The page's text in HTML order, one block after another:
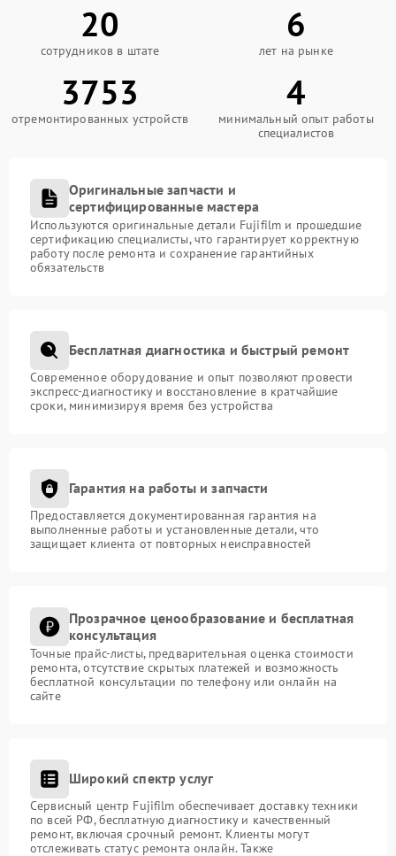
20
сотрудников в штате
6
лет на рынке
3753
отремонтированных устройств
4
минимальный опыт работы
специалистов
Оригинальные запчасти и
сертифицированные мастера
Используются оригинальные детали Fujifilm и прошедшие
сертификацию специалисты, что гарантирует корректную
работу после ремонта и сохранение гарантийных
обязательств
Бесплатная диагностика и быстрый ремонт
Современное оборудование и опыт позволяют провести
экспресс-диагностику и восстановление в кратчайшие
сроки, минимизируя время без устройства
Гарантия на работы и запчасти
Предоставляется документированная гарантия на
выполненные работы и установленные детали, что
защищает клиента от повторных неисправностей
Прозрачное ценообразование и бесплатная
консультация
Точные прайс-листы, предварительная оценка стоимости
ремонта, отсутствие скрытых платежей и возможность
бесплатной консультации по телефону или онлайн на
сайте
Широкий спектр услуг
Сервисный центр Fujifilm обеспечивает доставку техники
по всей РФ, бесплатную диагностику и качественный
ремонт, включая срочный ремонт. Клиенты могут
отслеживать статус ремонта онлайн. Также